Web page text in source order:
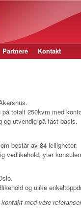
Partnere Kontakt
totalt 250kvm med
og utvendig på fast basis.
består av 84 leiligheter.
vedlikehold, yter
og ulike
med våre